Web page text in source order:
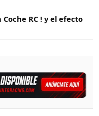
Coche RC ! y el efecto